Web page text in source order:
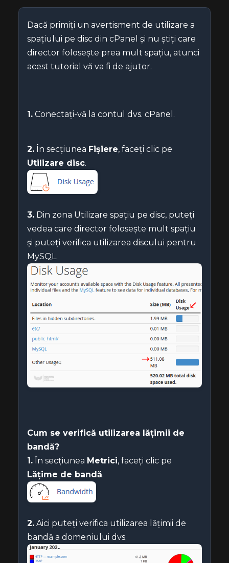
Dacă primiți un avertisment de utilizare a
spațiului pe disc din cPanel și nu știți care
director folosește prea mult spațiu, atunci
acest tutorial vă va fi de ajutor.
1. Conectați-vă la contul dvs. cPanel.
2. În secțiunea Fișiere, faceți clic pe
Utilizare disc.
3. Din zona Utilizare spațiu pe disc, puteți
vedea care director folosește mult spațiu
și puteți verifica utilizarea discului pentru
MySQL.
Cum se verifică utilizarea lățimii de
bandă?
1. În secțiunea Metrici, faceți clic pe
Lățime de bandă.
2. Aici puteți verifica utilizarea lățimii de
bandă a domeniului dvs.